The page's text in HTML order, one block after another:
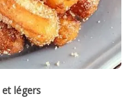
légers